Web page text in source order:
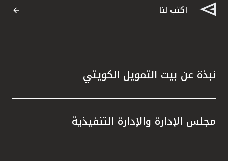
اكتب لنا
نبذة عن بيت التمويل الكويتي
مجلس الإدارة والإدارة التنفيذية